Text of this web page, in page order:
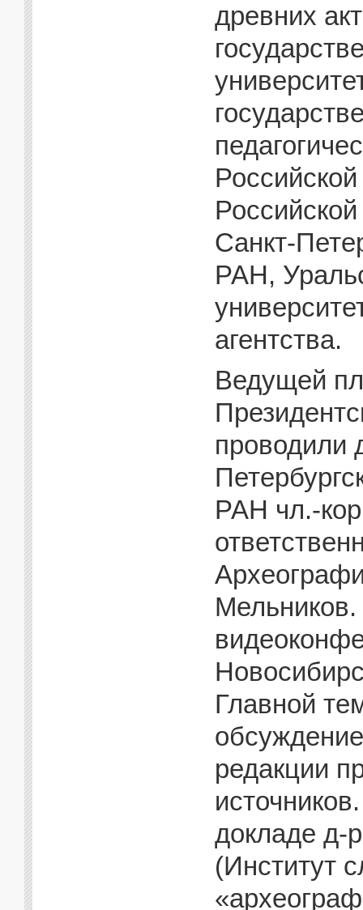
древних
Санкт-
РАН,
агентства.
Ведущей
проводили
РАН чл.-
Главной
редакции
докладе д-
(Институт